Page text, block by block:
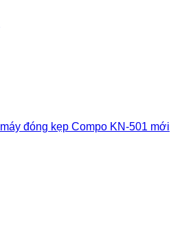
máy đóng kẹp Compo KN-501 mới